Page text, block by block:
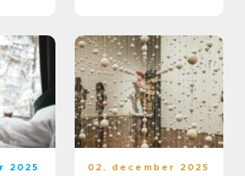
2025 02. december 2025